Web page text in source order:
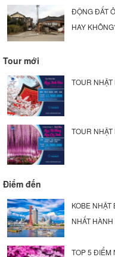
ĐỘNG ĐẤT
HAY
Tour mới
TOUR
TOUR
Điểm đến
KOBE
NHẤT HÀNH
TOP 5 ĐIỂM